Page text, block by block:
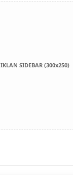
IKLAN SIDEBAR (300x250)